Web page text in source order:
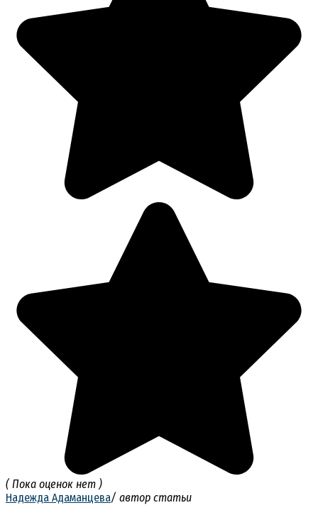
( Пока оценок нет )
Надежда Адаманцева/ автор статьи